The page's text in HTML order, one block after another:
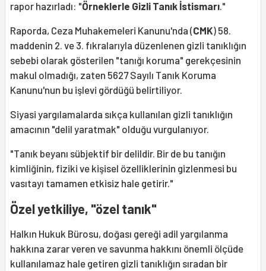
rapor hazırladı: "Örneklerle Gizli Tanık İstismarı ."
Raporda, Ceza Muhakemeleri Kanunu'nda (CMK) 58.
maddenin 2. ve 3. fıkralarıyla düzenlenen gizli tanıklığın
sebebi olarak gösterilen "tanığı koruma" gerekçesinin
makul olmadığı, zaten 5627 Sayılı Tanık Koruma
Kanunu'nun bu işlevi gördüğü belirtiliyor.
Siyasi yargılamalarda sıkça kullanılan gizli tanıklığın
amacının "delil yaratmak" olduğu vurgulanıyor.
"Tanık beyanı sübjektif bir delildir. Bir de bu tanığın
kimliğinin, fiziki ve kişisel özelliklerinin gizlenmesi bu
vasıtayı tamamen etkisiz hale getirir."
Özel yetkiliye, "özel tanık"
Halkın Hukuk Bürosu, doğası gereği adil yargılanma
hakkına zarar veren ve savunma hakkını önemli ölçüde
kullanılamaz hale getiren gizli tanıklığın sıradan bir